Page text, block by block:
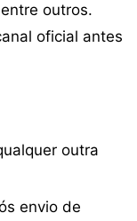
outros.
oficial antes
outra
envio de